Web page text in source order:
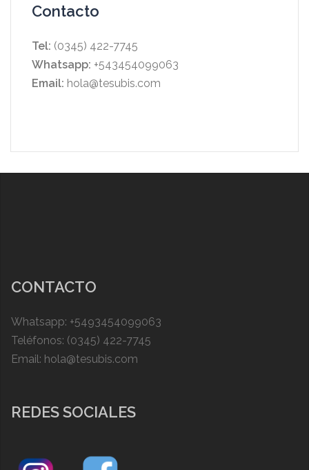
Contacto
Tel: (0345) 422-7745
Whatsapp: +543454099063
Email: hola@tesubis.com
CONTACTO
Whatsapp: +5493454099063
Teléfonos: (0345) 422-7745
Email: hola@tesubis.com
REDES SOCIALES